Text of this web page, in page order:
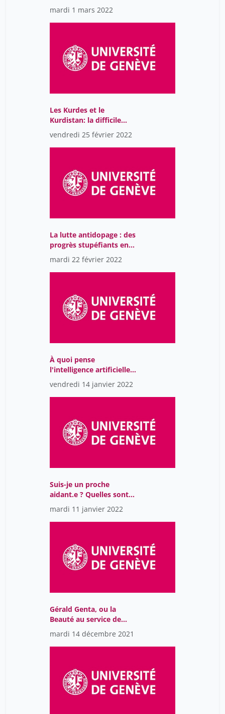
fascinant,
potentiellement utile
mardi 1 mars 2022
Les Kurdes et le
Kurdistan: la difficile
histoire d’un peuple sans
État
vendredi 25 février 2022
La lutte antidopage : des
progrès stupéfiants en
chimie analytique
mardi 22 février 2022
À quoi pense
l'intelligence artificielle ?
vendredi 14 janvier 2022
Suis-je un proche
aidant.e ? Quelles sont
les aides à ma
disposition ?
mardi 11 janvier 2022
Gérald Genta, ou la
Beauté au service de
l'Heure (Genève 1931-
Londres 2011)
mardi 14 décembre 2021